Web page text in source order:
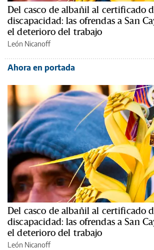
Del casco de albañil al certificado
discapacidad: las ofrendas a San
el deterioro del trabajo
León Nicanoff
Ahora en portada
Del casco de albañil al certificado
discapacidad: las ofrendas a San
el deterioro del trabajo
León Nicanoff